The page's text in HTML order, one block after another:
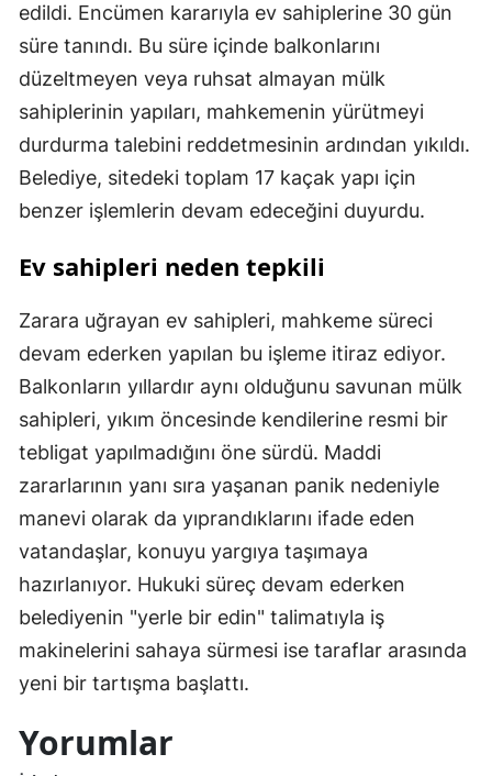
edildi. Encümen kararıyla ev sahiplerine 30 gün
süre tanındı. Bu süre içinde balkonlarını
düzeltmeyen veya ruhsat almayan mülk
sahiplerinin yapıları, mahkemenin yürütmeyi
durdurma talebini reddetmesinin ardından yıkıldı.
Belediye, sitedeki toplam 17 kaçak yapı için
benzer işlemlerin devam edeceğini duyurdu.
Ev sahipleri neden tepkili
Zarara uğrayan ev sahipleri, mahkeme süreci
devam ederken yapılan bu işleme itiraz ediyor.
Balkonların yıllardır aynı olduğunu savunan mülk
sahipleri, yıkım öncesinde kendilerine resmi bir
tebligat yapılmadığını öne sürdü. Maddi
zararlarının yanı sıra yaşanan panik nedeniyle
manevi olarak da yıprandıklarını ifade eden
vatandaşlar, konuyu yargıya taşımaya
hazırlanıyor. Hukuki süreç devam ederken
belediyenin "yerle bir edin" talimatıyla iş
makinelerini sahaya sürmesi ise taraflar arasında
yeni bir tartışma başlattı.
Yorumlar